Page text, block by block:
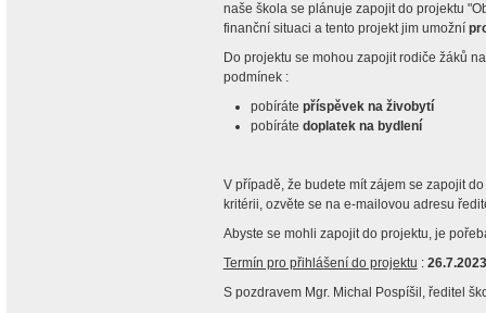
naše škola se plánuje zapojit do projektu
finanční situaci a tento projekt jim umožní
Do projektu se mohou zapojit rodiče žáků
podmínek :
pobíráte příspěvek na živobytí
pobíráte doplatek na bydlení
V případě, že budete mít zájem se zapojit
kritérii, ozvěte se na e-mailovou adresu
Abyste se mohli zapojit do projektu, je
Termín pro přihlášení do projektu : 26.7.2023
S pozdravem Mgr. Michal Pospíšil, ředitel